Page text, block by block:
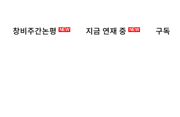
창비주간논평 NEW 지금 연재 중 NEW 구독